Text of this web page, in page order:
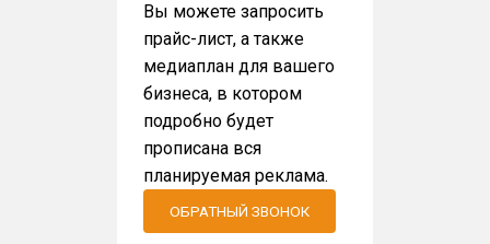
Вы можете запросить
прайс-лист, а также
медиаплан для вашего
бизнеса, в котором
подробно будет
прописана вся
планируемая реклама.
ОБРАТНЫЙ ЗВОНОК